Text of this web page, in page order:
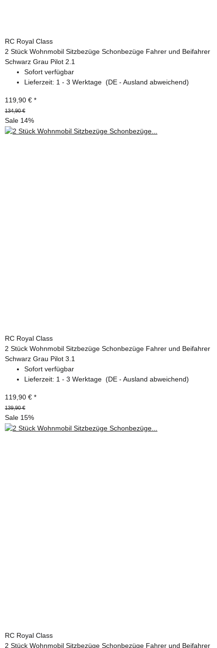
RC Royal Class
2 Stück Wohnmobil Sitzbezüge Schonbezüge Fahrer und Beifahrer
Schwarz Grau Pilot 2.1
Sofort verfügbar
Lieferzeit: 1 - 3 Werktage (DE - Ausland abweichend)
119,90 € *
134,90 €
Sale 14%
RC Royal Class
2 Stück Wohnmobil Sitzbezüge Schonbezüge Fahrer und Beifahrer
Schwarz Grau Pilot 3.1
Sofort verfügbar
Lieferzeit: 1 - 3 Werktage (DE - Ausland abweichend)
119,90 € *
139,90 €
Sale 15%
RC Royal Class
2 Stück Wohnmobil Sitzbezüge Schonbezüge Fahrer und Beifahrer